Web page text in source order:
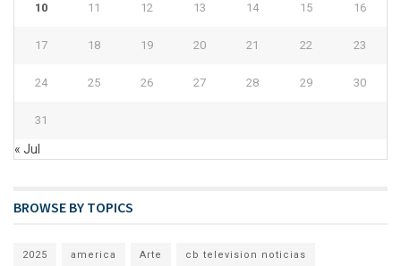
10 11 12 13 14 15 16
17 18 19 20 21 22 23
24 25 26 27 28 29 30
31
« Jul
BROWSE BY TOPICS
2025 america Arte cb television noticias